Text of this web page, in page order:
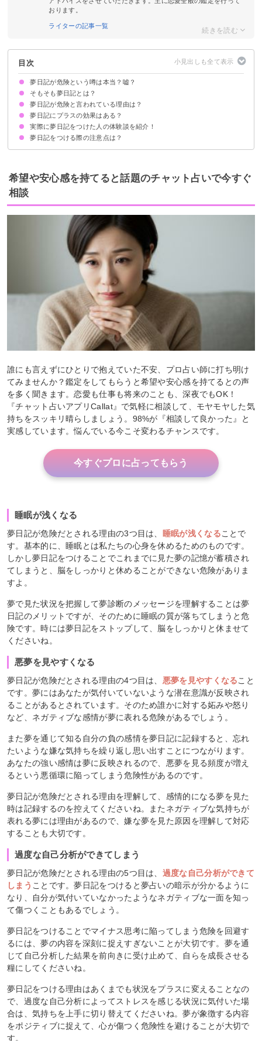
おります。
ライターの記事一覧
目次
夢日記が危険という噂は本当？嘘？
そもそも夢日記とは？
夢日記が危険と言われている理由は？
夢と現実の区別がつかなくなる
夢でのトラウマを忘れられなくなる
睡眠が浅くなる
悪夢を見やすくなる
過度な自己分析ができてしまう
夢日記にプラスの効果はある？
明晰夢を見やすくなる
記憶力や集中力が向上する
夢分析をしやすくなる
実際に夢日記をつけた人の体験談を紹介！
①夢日記をつけることで悪夢を見る回数が減った
②夢日記をつけることで同じ夢を見られるようになった
③夢日記を通じて悩みを解消できるようになった
夢日記をつける際の注意点は？
①なるべくいい夢だけつけるようにする
②ネガティブ思考や精神的に不安定な人はつけるのを控える
③睡眠不足や悪夢を印象的に感じたらつけるのをやめる
希望や安心感を持てると話題のチャット占いで今すぐ
相談
誰にも言えずにひとりで抱えていた不安、プロ占い師に打ち明け
てみませんか？鑑定をしてもらうと希望や安心感を持てるとの声
を多く聞きます。恋愛も仕事も将来のことも、深夜でもOK！
『チャット占いアプリCallat』で気軽に相談して、モヤモヤした気
持ちをスッキリ晴らしましょう。98%が『相談して良かった』と
実感しています。悩んでいる今こそ変わるチャンスです。
今すぐプロに占ってもらう
睡眠が浅くなる
夢日記が危険だとされる理由の3つ目は、 睡眠が浅くなることで
す。基本的に、睡眠とは私たちの心身を休めるためのものです。
しかし夢日記をつけることでこれまでに見た夢の記憶が蓄積され
てしまうと、脳をしっかりと休めることができない危険がありま
すよ。
夢で見た状況を把握して夢診断のメッセージを理解することは夢
日記のメリットですが、そのために睡眠の質が落ちてしまうと危
険です。時には夢日記をストップして、脳をしっかりと休ませて
くださいね。
悪夢を見やすくなる
夢日記が危険だとされる理由の4つ目は、 悪夢を見やすくなること
です。夢にはあなたが気付いていないような潜在意識が反映され
ることがあるとされています。そのため誰かに対する妬みや怒り
など、ネガティブな感情が夢に表れる危険があるでしょう。
また夢を通じて知る自分の負の感情を夢日記に記録すると、忘れ
たいような嫌な気持ちを繰り返し思い出すことにつながります。
あなたの強い感情は夢に反映されるので、悪夢を見る頻度が増え
るという悪循環に陥ってしまう危険性があるのです。
夢日記が危険だとされる理由を理解して、感情的になる夢を見た
時は記録するのを控えてくださいね。またネガティブな気持ちが
表れる夢には理由があるので、嫌な夢を見た原因を理解して対応
することも大切です。
過度な自己分析ができてしまう
夢日記が危険だとされる理由の5つ目は、 過度な自己分析ができて
しまう ことです。夢日記をつけると夢占いの暗示が分かるように
なり、自分が気付いていなかったようなネガティブな一面を知っ
て傷つくこともあるでしょう。
夢日記をつけることでマイナス思考に陥ってしまう危険を回避す
るには、夢の内容を深刻に捉えすぎないことが大切です。夢を通
じて自己分析した結果を前向きに受け止めて、自らを成長させる
糧にしてくださいね。
夢日記をつける理由はあくまでも状況をプラスに変えることなの
で、過度な自己分析によってストレスを感じる状況に気付いた場
合は、気持ちを上手に切り替えてくださいね。夢が象徴する内容
をポジティブに捉えて、心が傷つく危険性を避けることが大切で
す。